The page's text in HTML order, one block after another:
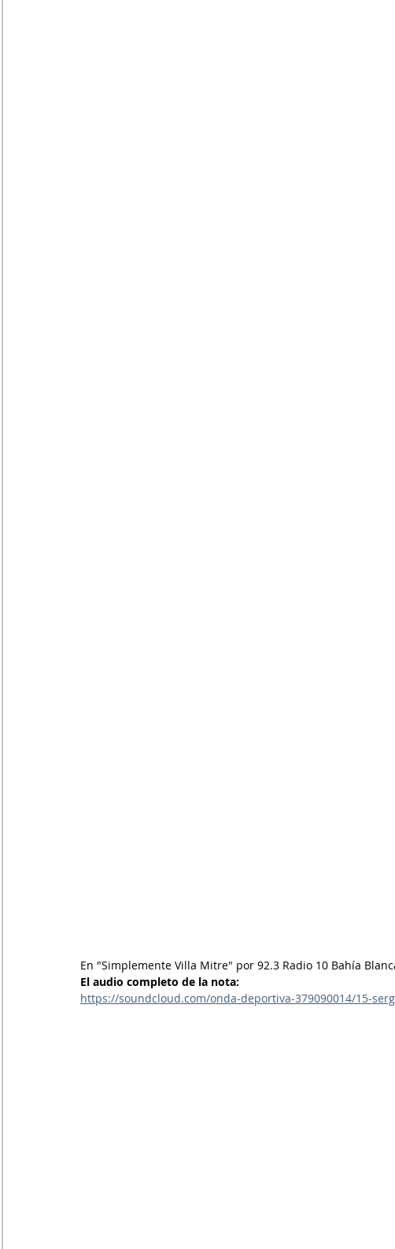
En "Simplemente Villa Mitre" por 92.3 Radio 10 Bahía
El audio completo de la nota:
https://soundcloud.com/onda-deportiva-379090014/15-